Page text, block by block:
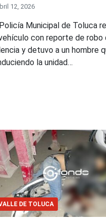
12, 2026
Municipal de Toluca
con reporte de robo
y detuvo a un hombre
la unidad…
DE TOLUCA